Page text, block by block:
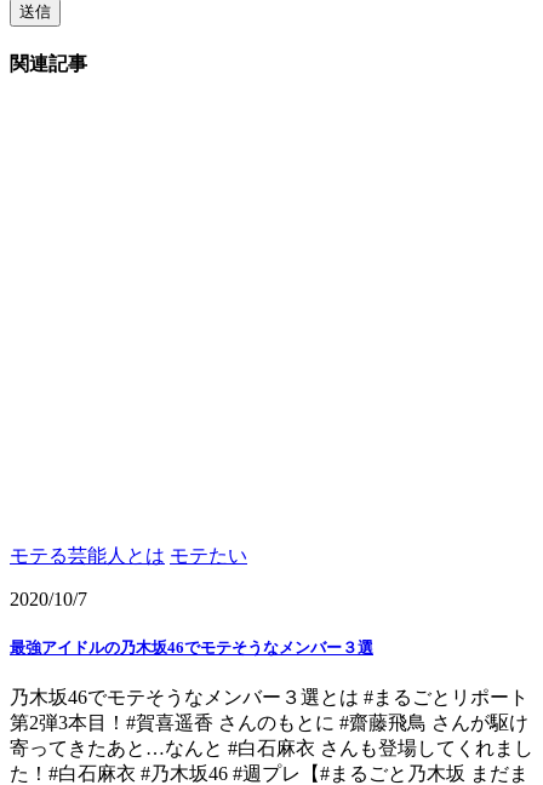
関連記事
モテる芸能人とは モテたい
2020/10/7
最強アイドルの乃木坂46でモテそうなメンバー３選
乃木坂46でモテそうなメンバー３選とは #まるごとリポート
第2弾3本目！#賀喜遥香 さんのもとに #齋藤飛鳥 さんが駆け
寄ってきたあと…なんと #白石麻衣 さんも登場してくれまし
た！#白石麻衣 #乃木坂46 #週プレ【#まるごと乃木坂 まだま